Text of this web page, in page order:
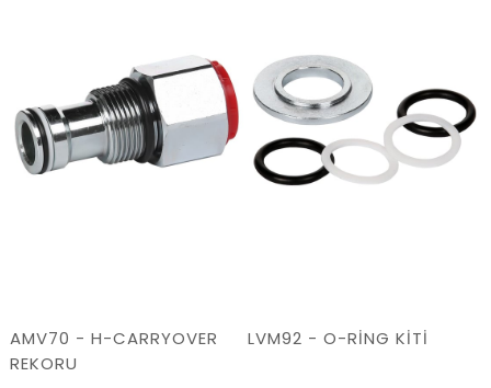
AMV70 - H-CARRYOVER
REKORU
LVM92 - O-RİNG KİTİ